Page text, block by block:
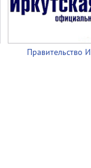
Правительство